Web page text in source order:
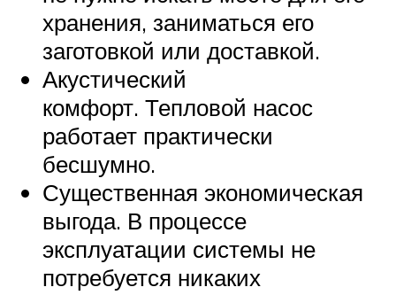
хранения, заниматься его
заготовкой или доставкой.
Акустический
комфорт. Тепловой насос
работает практически
бесшумно.
Существенная экономическая
выгода. В процессе
эксплуатации системы не
потребуется никаких